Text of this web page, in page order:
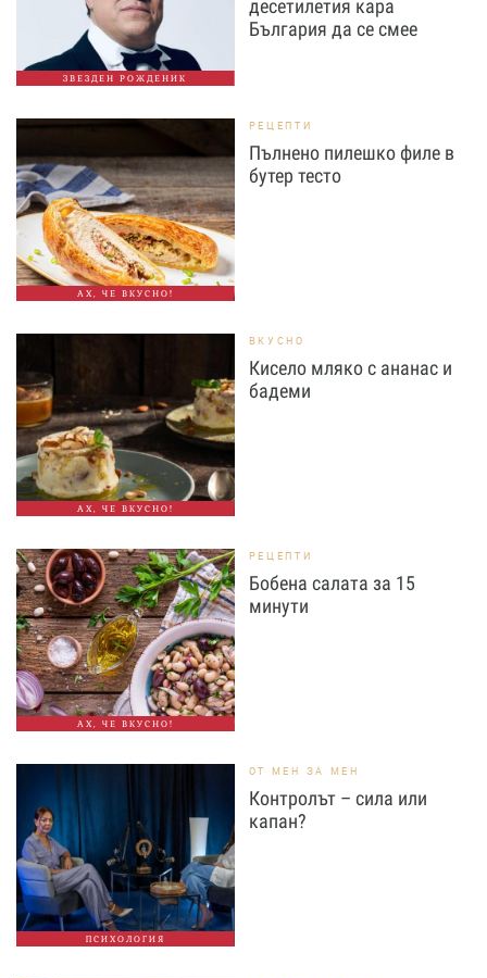
ЗВЕЗДЕН РОЖДЕНИК
десетилетия кара
България да се смее
АХ, ЧЕ ВКУСНО!
РЕЦЕПТИ
Пълнено пилешко филе в
бутер тесто
АХ, ЧЕ ВКУСНО!
ВКУСНО
Кисело мляко с ананас и
бадеми
АХ, ЧЕ ВКУСНО!
РЕЦЕПТИ
Бобена салата за 15
минути
ПСИХОЛОГИЯ
ОТ МЕН ЗА МЕН
Контролът – сила или
капан?